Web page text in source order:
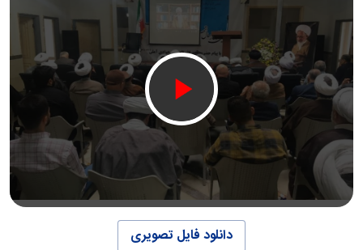
دانلود فایل تصویری